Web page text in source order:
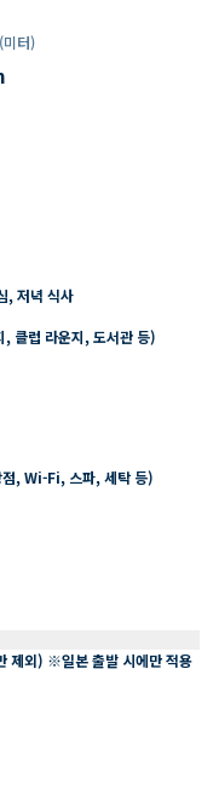
미터)
, 저녁 식사
클럽 라운지, 도서관 등)
점, Wi-Fi, 스파, 세탁 등)
제외) ※일본 출발 시에만 적용